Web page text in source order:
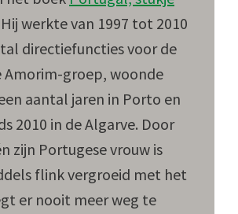
werkte van 1997 tot 2010
directiefuncties voor de
Amorim-groep, woonde
aantal jaren in Porto en
2010 in de Algarve. Door
zijn Portugese vrouw is
flink vergroeid met het
er nooit meer weg te